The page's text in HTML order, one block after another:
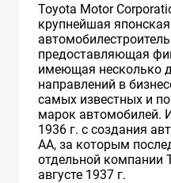
Toyota Motor
крупнейшая японская
предоставляющая
имеющая несколько
направлений в
самых известных и
марок автомобилей.
1936 г. с создания
AA, за которым
отдельной компании
августе 1937 г.